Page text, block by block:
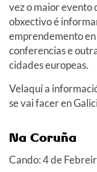
vez o maior evento
obxectivo é
emprendemento
conferencias e
cidades europeas.
Velaquí a
se vai facer en
Na Coruña
Cando: 4 de